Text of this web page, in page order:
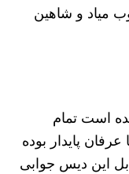
میاد و شاهین
بازار شده است تمام
ها عرفان پایدار بوده
این دیس جوابی